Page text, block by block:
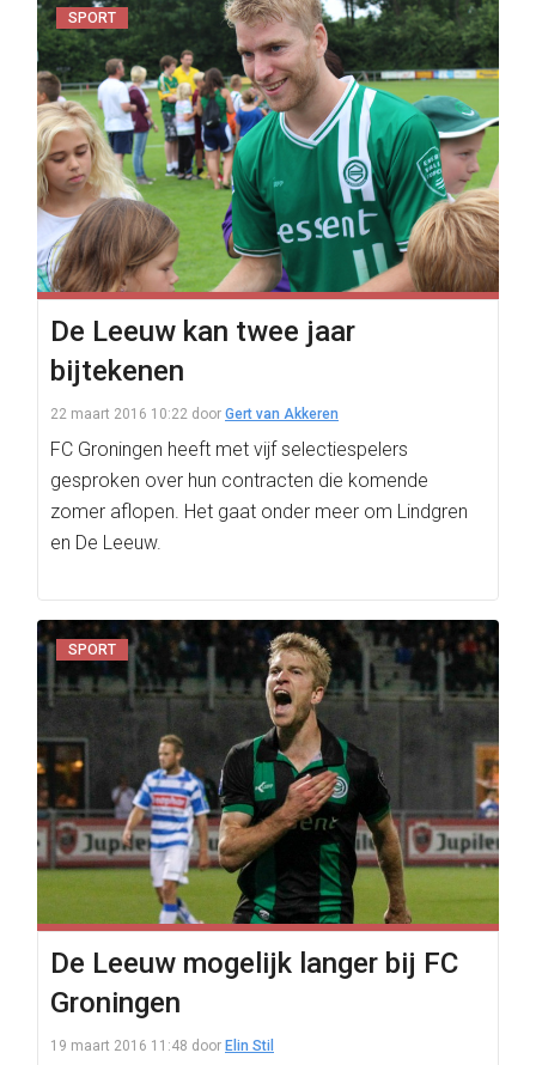
SPORT
De Leeuw kan twee jaar
bijtekenen
22 maart 2016 10:22 door Gert van Akkeren
FC Groningen heeft met vijf selectiespelers
gesproken over hun contracten die komende
zomer aflopen. Het gaat onder meer om Lindgren
en De Leeuw.
SPORT
De Leeuw mogelijk langer bij FC
Groningen
19 maart 2016 11:48 door Elin Stil